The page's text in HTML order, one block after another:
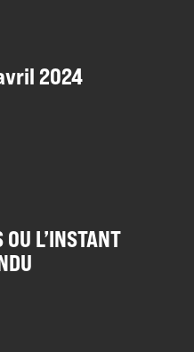
2024
OU L’INSTANT